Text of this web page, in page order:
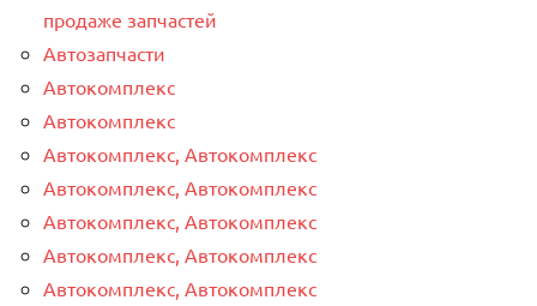
продаже запчастей
Автозапчасти
Автокомплекс
Автокомплекс
Автокомплекс, Автокомплекс
Автокомплекс, Автокомплекс
Автокомплекс, Автокомплекс
Автокомплекс, Автокомплекс
Автокомплекс, Автокомплекс